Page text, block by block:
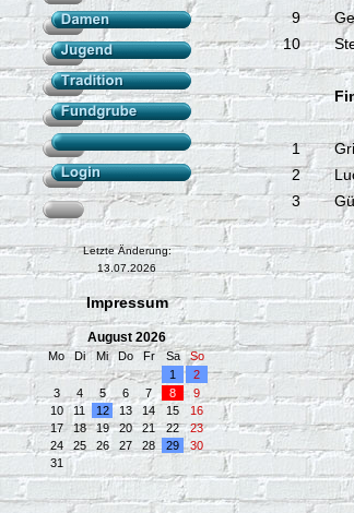
Letzte Änderung:
13.07.2026
Impressum
August 2026
Mo Di Mi Do Fr Sa
So
1
2
3
4 5 6 7 8
9
10
11 12 13 14 15
16
17
18 19 20 21 22
23
24
25 26 27 28 29
30
31
9
10
1
2
3